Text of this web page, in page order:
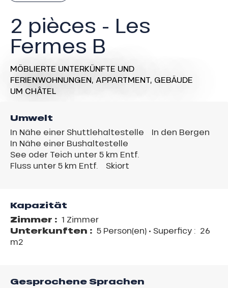
2 pièces - Les
Fermes B
MÖBLIERTE UNTERKÜNFTE UND
FERIENWOHNUNGEN, APPARTMENT, GEBÄUDE
UM CHÂTEL
Umwelt
In Nähe einer Shuttlehaltestelle
In den Bergen
In Nähe einer Bushaltestelle
See oder Teich unter 5 km Entf.
Fluss unter 5 km Entf.
Skiort
Kapazität
Zimmer : 1 Zimmer
Unterkunften : 5 Person(en) • Superficy : 26
m2
Gesprochene Sprachen